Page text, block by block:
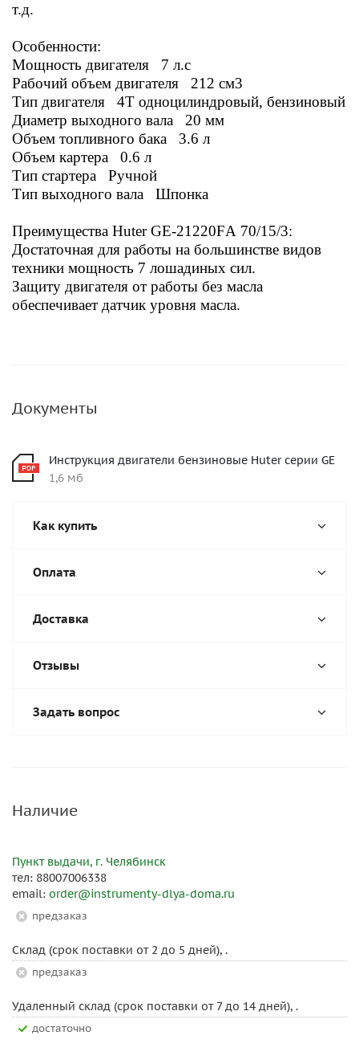
т.д.
Особенности:
Мощность двигателя 7 л.с
Рабочий объем двигателя 212 см3
Тип двигателя 4Т одноцилиндровый, бензиновый
Диаметр выходного вала 20 мм
Объем топливного бака 3.6 л
Объем картера 0.6 л
Тип стартера Ручной
Тип выходного вала Шпонка
Преимущества Huter GE-21220FА 70/15/3:
Достаточная для работы на большинстве видов
техники мощность 7 лошадиных сил.
Защиту двигателя от работы без масла
обеспечивает датчик уровня масла.
Документы
Инструкция двигатели бензиновые Huter серии GE
1,6 мб
Как купить
Оплата
Доставка
Отзывы
Задать вопрос
Наличие
Пункт выдачи, г. Челябинск
тел: 88007006338
email: order@instrumenty-dlya-doma.ru
Предзаказ
Склад (срок поставки от 2 до 5 дней), .
Предзаказ
Удаленный склад (срок поставки от 7 до 14 дней), .
Достаточно